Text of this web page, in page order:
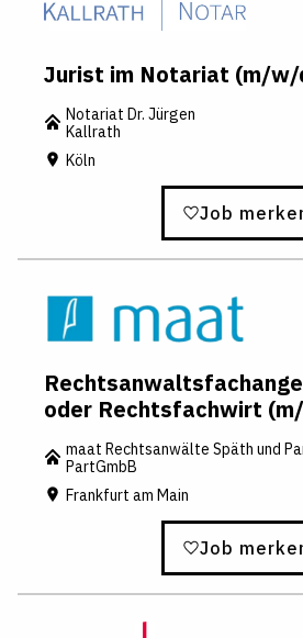
Jurist im Notariat (m/w/
Notariat Dr. Jürgen
Kallrath
Köln
Job
oder Rechtsfachwirt
maat Rechtsanwälte Späth und
PartGmbB
Frankfurt am Main
Job